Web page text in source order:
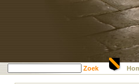
Zoek